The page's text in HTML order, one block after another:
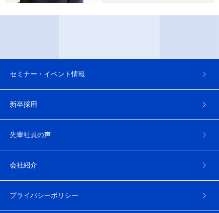
セミナー・イベント情報
新卒採用
先輩社員の声
会社紹介
プライバシーポリシー